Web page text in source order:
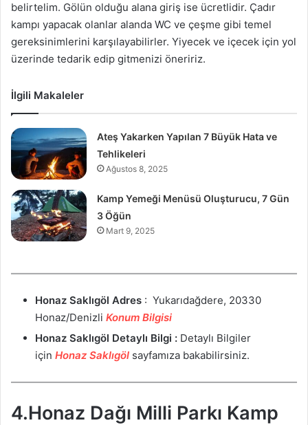
belirtelim. Gölün olduğu alana giriş ise ücretlidir. Çadır
kampı yapacak olanlar alanda WC ve çeşme gibi temel
gereksinimlerini karşılayabilirler. Yiyecek ve içecek için yol
üzerinde tedarik edip gitmenizi öneririz.
İlgili Makaleler
Ateş Yakarken Yapılan 7 Büyük Hata ve
Tehlikeleri
Ağustos 8, 2025
Kamp Yemeği Menüsü Oluşturucu, 7 Gün
3 Öğün
Mart 9, 2025
Honaz Saklıgöl Adres : Yukarıdağdere, 20330
Honaz/Denizli Konum Bilgisi
Honaz Saklıgöl Detaylı Bilgi : Detaylı Bilgiler
için Honaz Saklıgöl sayfamıza bakabilirsiniz.
4.Honaz Dağı Milli Parkı Kamp